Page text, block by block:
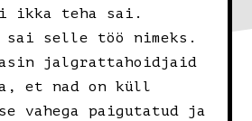
ikka teha sai.
sai selle töö nimeks.
jalgrattahoidjaid
et nad on küll
vahega paigutatud ja